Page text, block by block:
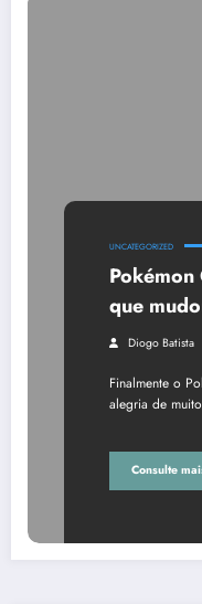
UNCATEGORIZED
que
Diogo Batista
Finalmente o
alegria de
Consulte